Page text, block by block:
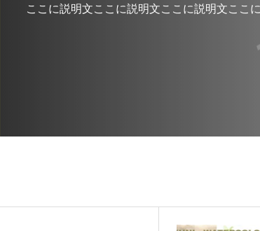
ここに説明文ここに説明文ここに説明文ここ